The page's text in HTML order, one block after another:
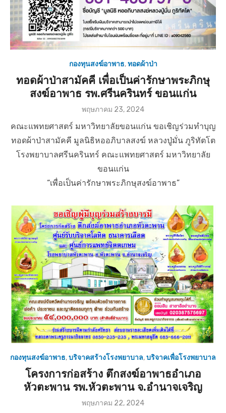
กองทุนสงฆ์อาพาธ,ทอดผ้าป่า
ทอดผ้าป่าสามัคคี เพื่อเป็นค่ารักษาพระภิกษุ
สงฆ์อาพาธ รพ.ศรีนครินทร์ ขอนแก่น
P
s
e
d
พฤษภาคม 23, 2024
คณะแพทยศาสตร์ มหาวิทยาลัยขอนแก่น ขอเชิญร่วมทำบุญ
ทอดผ้าป่าสามัคคี มูลนิธิหออภิบาลสงฆ์ หลวงปู่มั่น ภูริทัตโต
โรงพยาบาลศรีนครินทร์ คณะแพทยศาสตร์ มหาวิทยาลัย
ขอนแก่น
“เพื่อเป็นค่ารักษาพระภิกษุสงฆ์อาพาธ”
กองทุนสงฆ์อาพาธ,บริจาคสร้างโรงพยาบาล,บริจาคเพื่อโรงพยาบาล
โครงการก่อสร้าง ตึกสงฆ์อาพาธอำเภอ
หัวตะพาน รพ.หัวตะพาน จ.อำนาจเจริญ
P
พฤษภาคม 22, 2024